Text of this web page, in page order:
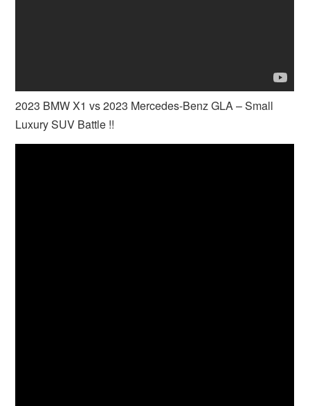
2023 BMW X1 vs 2023 Mercedes-Benz GLA – Small
Luxury SUV Battle !!